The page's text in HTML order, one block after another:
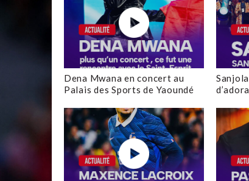
Dena Mwana en concert au
Palais des Sports de Yaoundé